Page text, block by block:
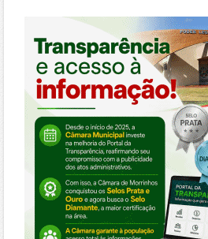
https://morrinhos.go.leg.br/